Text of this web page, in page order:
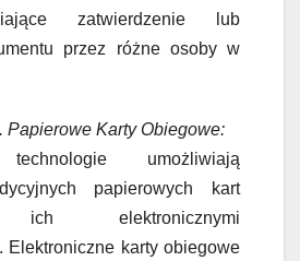
zatwierdzenie lub
przez różne osoby w
Papierowe Karty Obiegowe:
technologie umożliwiają
papierowych kart
ich elektronicznymi
Elektroniczne karty obiegowe